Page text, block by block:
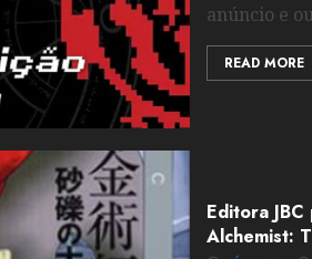
anúncio e
READ MORE
Editora
Alchemist: